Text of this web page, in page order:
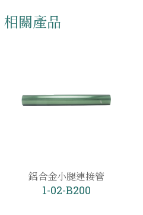
相關產品
鋁合金小腿連接管
1-02-B200